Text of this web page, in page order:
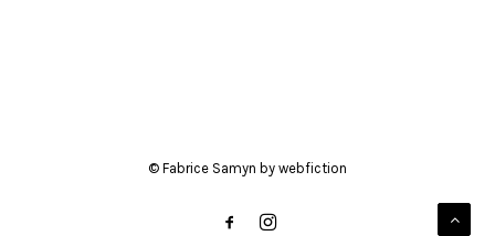
© Fabrice Samyn by webfiction